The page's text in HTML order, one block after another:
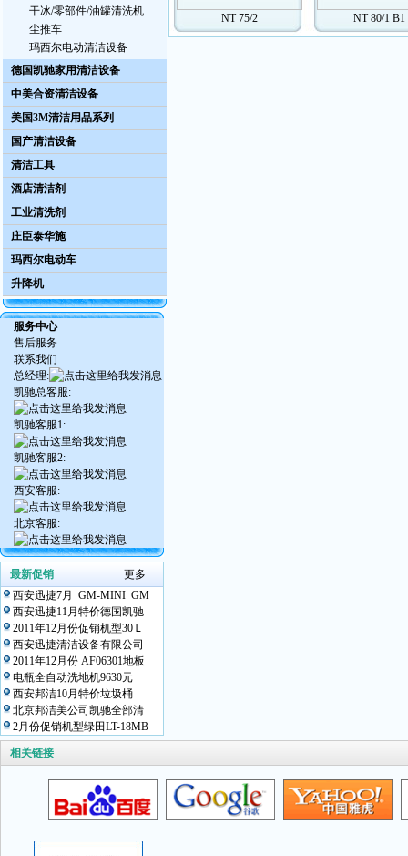
干冰/零部件/油罐清洗机
尘推车
玛西尔电动清洁设备
德国凯驰家用清洁设备
中美合资清洁设备
美国3M清洁用品系列
国产清洁设备
清洁工具
酒店清洁剂
工业清洗剂
庄臣泰华施
玛西尔电动车
升降机
服务中心
售后服务
联系我们
总经理:
凯驰总客服:
凯驰客服1:
凯驰客服2:
西安客服:
北京客服:
最新促销
更多
西安迅捷7月 GM-MINI GM
西安迅捷11月特价德国凯驰
2011年12月份促销机型30Ｌ
西安迅捷清洁设备有限公司
2011年12月份 AF06301地板
电瓶全自动洗地机9630元
西安邦洁10月特价垃圾桶
北京邦洁美公司凯驰全部清
2月份促销机型绿田LT-18MB
NT 75/2 NT 80/1 B1
相关链接